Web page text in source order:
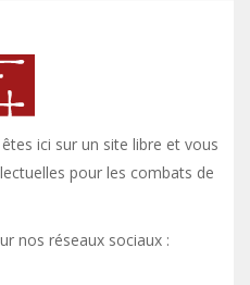
ici sur un site libre et vous y
pour les combats de
nos réseaux sociaux :